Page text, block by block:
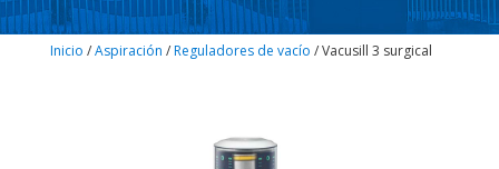
Inicio /Aspiración /Reguladores de vacío / Vacusill 3 surgical